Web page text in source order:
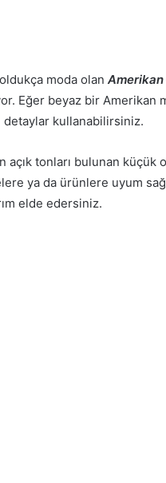
moda olan
Eğer beyaz bir Amerikan
detaylar kullanabilirsiniz.
açık tonları bulunan
ya da ürünlere uyum
elde edersiniz.